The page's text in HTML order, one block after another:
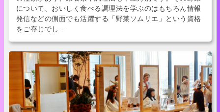
について、おいしく食べる調理法を学ぶのはもちろん情報
発信などの側面でも活躍する「野菜ソムリエ」という資格
をご存じでし …